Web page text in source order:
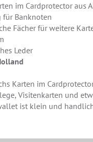
im Cardprotector aus
für Banknoten
Fächer für weitere
Leder
Karten im
Visitenkarten und
ist klein und